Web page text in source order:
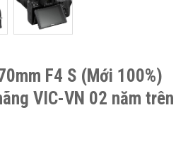
F4 S (Mới 100%)
VIC-VN 02 năm trên